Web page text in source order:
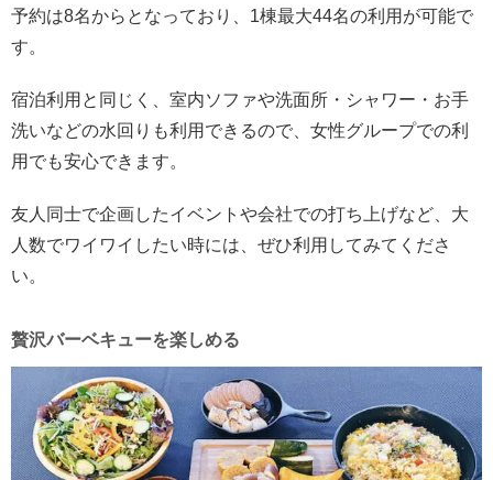
予約は8名からとなっており、1棟最大44名の利用が可能で
す。
宿泊利用と同じく、室内ソファや洗面所・シャワー・お手
洗いなどの水回りも利用できるので、女性グループでの利
用でも安心できます。
友人同士で企画したイベントや会社での打ち上げなど、大
人数でワイワイしたい時には、ぜひ利用してみてくださ
い。
贅沢バーベキューを楽しめる